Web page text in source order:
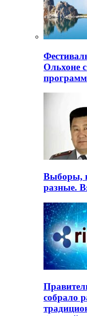
Ольхоне
Выборы,
разные.
собрало